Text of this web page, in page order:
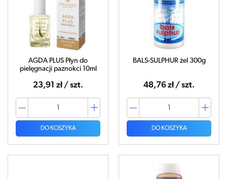
AGDA PLUS Płyn do
pielęgnacji paznokci 10ml
23,91 zł / szt.
DO KOSZYKA
BALS-SULPHUR żel 300g
48,76 zł / szt.
DO KOSZYKA